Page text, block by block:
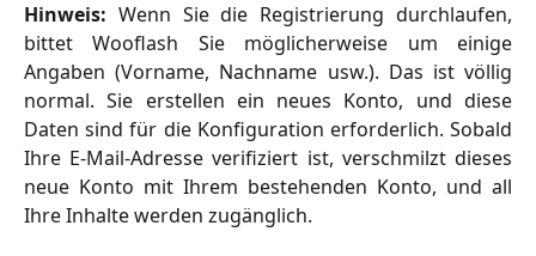
Hinweis: Wenn Sie die Registrierung durchlaufen,
bittet Wooflash Sie möglicherweise um einige
Angaben (Vorname, Nachname usw.). Das ist völlig
normal. Sie erstellen ein neues Konto, und diese
Daten sind für die Konfiguration erforderlich. Sobald
Ihre E-Mail-Adresse verifiziert ist, verschmilzt dieses
neue Konto mit Ihrem bestehenden Konto, und all
Ihre Inhalte werden zugänglich.